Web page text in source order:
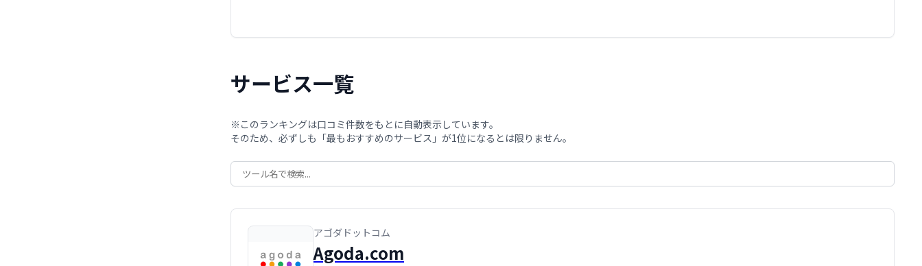
サービス一覧
※このランキングは口コミ件数をもとに自動表示しています。
そのため、必ずしも「最もおすすめのサービス」が1位になるとは限りません。
アゴダドットコム
Agoda.com